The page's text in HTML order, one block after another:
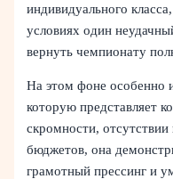
индивидуального
условиях один
вернуть чемпионату
На этом фоне особенно
которую представляет
скромности,
бюджетов, она
грамотный прессинг и